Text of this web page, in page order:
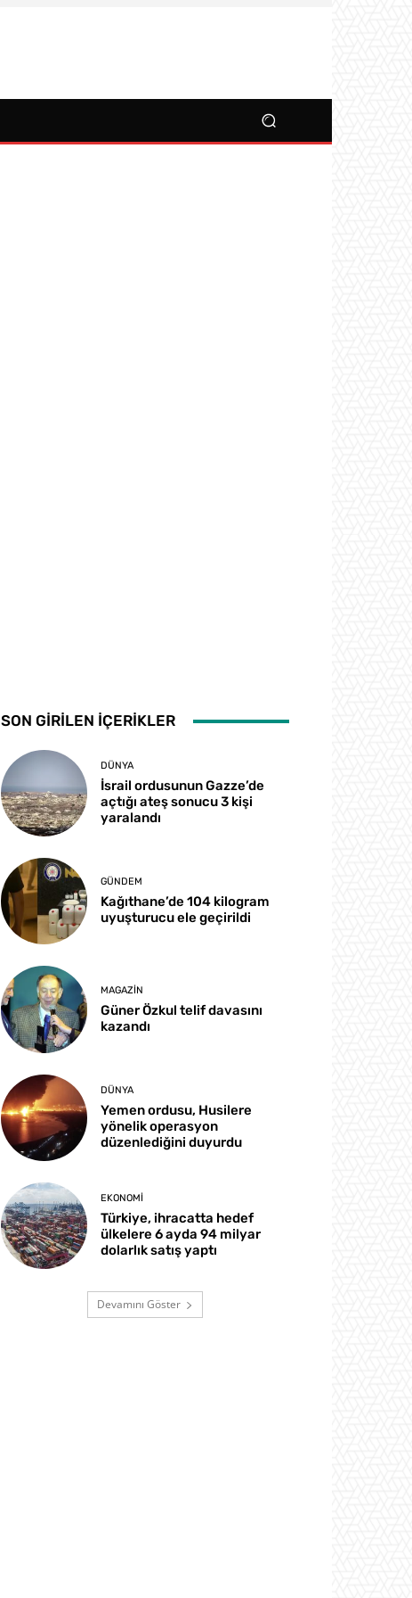
SON GİRİLEN İÇERİKLER
DÜNYA
İsrail ordusunun Gazze’de
açtığı ateş sonucu 3 kişi
yaralandı
GÜNDEM
Kağıthane’de 104 kilogram
uyuşturucu ele geçirildi
MAGAZIN
Güner Özkul telif davasını
kazandı
DÜNYA
Yemen ordusu, Husilere
yönelik operasyon
düzenlediğini duyurdu
EKONOMI
Türkiye, ihracatta hedef
ülkelere 6 ayda 94 milyar
dolarlık satış yaptı
Devamını Göster